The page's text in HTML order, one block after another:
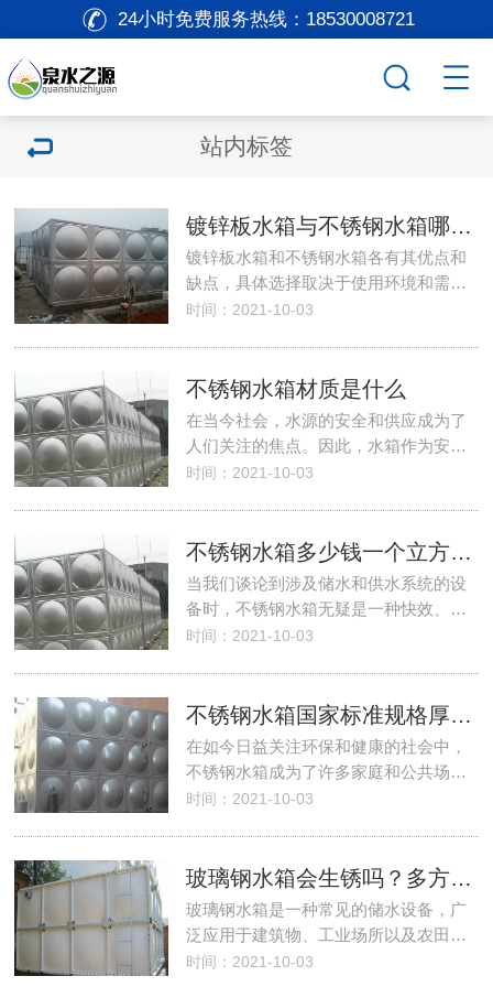
24小时免费服务热线： 18530008721
站内标签
镀锌板水箱与不锈钢水箱哪个更好一些？
镀锌板水箱和不锈钢水箱各有其优点和
缺点，具体选择取决于使用环境和需…
时间：2021-10-03
不锈钢水箱材质是什么
在当今社会，水源的安全和供应成为了
人们关注的焦点。因此，水箱作为安…
时间：2021-10-03
不锈钢水箱多少钱一个立方，如何选择适合的产品？
当我们谈论到涉及储水和供水系统的设
备时，不锈钢水箱无疑是一种快效、…
时间：2021-10-03
不锈钢水箱国家标准规格厚度是多少？
在如今日益关注环保和健康的社会中，
不锈钢水箱成为了许多家庭和公共场…
时间：2021-10-03
玻璃钢水箱会生锈吗？多方面解析及防护策略！
玻璃钢水箱是一种常见的储水设备，广
泛应用于建筑物、工业场所以及农田…
时间：2021-10-03